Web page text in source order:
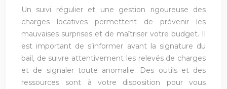
Un suivi régulier et une gestion rigoureuse des
charges locatives permettent de prévenir les
mauvaises surprises et de maîtriser votre budget. Il
est important de s’informer avant la signature du
bail, de suivre attentivement les relevés de charges
et de signaler toute anomalie. Des outils et des
ressources sont à votre disposition pour vous